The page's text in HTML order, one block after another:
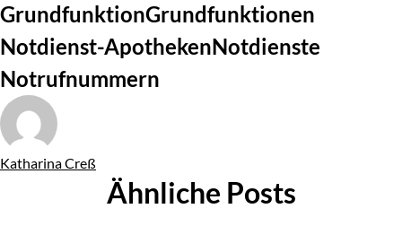
GrundfunktionGrundfunktionen
Notdienst-ApothekenNotdienste
Notrufnummern
Von
Katharina Creß
Ähnliche Posts